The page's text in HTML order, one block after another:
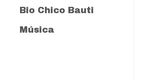
Bio Chico Bauti
Música